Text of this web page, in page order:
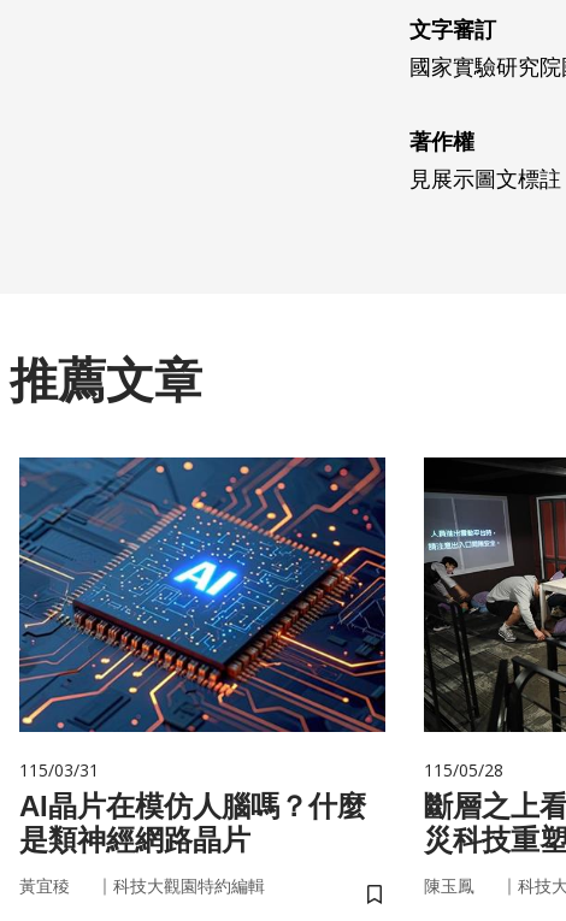
文字審訂
國家實驗研究
著作權
見展示圖文標註
推薦文章
115/03/31
AI晶片在模仿人腦嗎？什麼
是類神經網路晶片
黃宜稜 ｜ 科技大觀園特約編輯
儲存書籤
115/05/28
斷層之上
災科技重
陳玉鳳 ｜ 科技